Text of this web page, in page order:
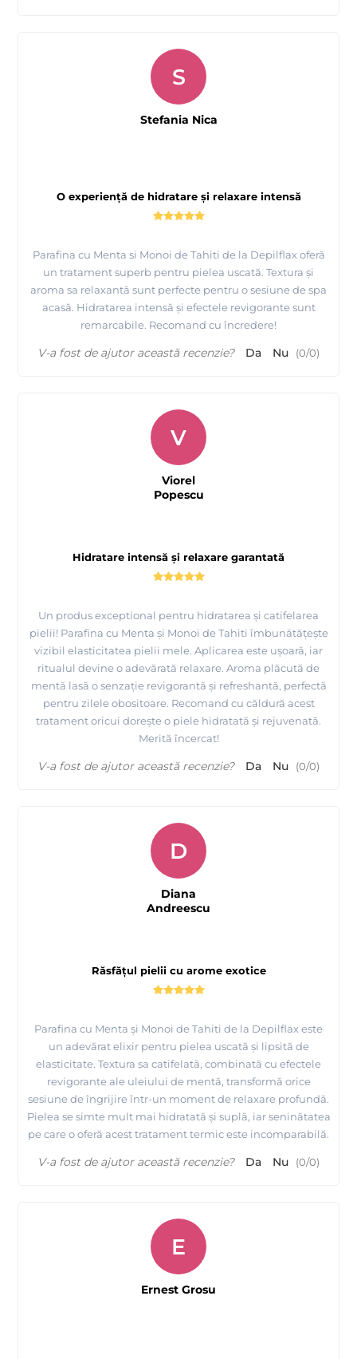
O experiență de hidratare și relaxare intensă
Parafina cu Menta si Monoi de Tahiti de la Depilflax oferă
un tratament superb pentru pielea uscată. Textura și
aroma sa relaxantă sunt perfecte pentru o sesiune de spa
acasă. Hidratarea intensă și efectele revigorante sunt
remarcabile. Recomand cu încredere!
S
Stefania Nica
V-a fost de ajutor această recenzie? Da Nu (0/0)
Hidratare intensă și relaxare garantată
Un produs exceptional pentru hidratarea și catifelarea
pielii! Parafina cu Menta și Monoi de Tahiti îmbunătățește
vizibil elasticitatea pielii mele. Aplicarea este ușoară, iar
ritualul devine o adevărată relaxare. Aroma plăcută de
mentă lasă o senzație revigorantă și refreshantă, perfectă
pentru zilele obositoare. Recomand cu căldură acest
tratament oricui dorește o piele hidratată și rejuvenată.
Merită încercat!
V
Viorel
Popescu
V-a fost de ajutor această recenzie? Da Nu (0/0)
Răsfățul pielii cu arome exotice
Parafina cu Menta și Monoi de Tahiti de la Depilflax este
un adevărat elixir pentru pielea uscată și lipsită de
elasticitate. Textura sa catifelată, combinată cu efectele
revigorante ale uleiului de mentă, transformă orice
sesiune de îngrijire într-un moment de relaxare profundă.
Pielea se simte mult mai hidratată și suplă, iar seninătatea
pe care o oferă acest tratament termic este incomparabilă.
D
Diana
Andreescu
V-a fost de ajutor această recenzie? Da Nu (0/0)
E
Ernest Grosu